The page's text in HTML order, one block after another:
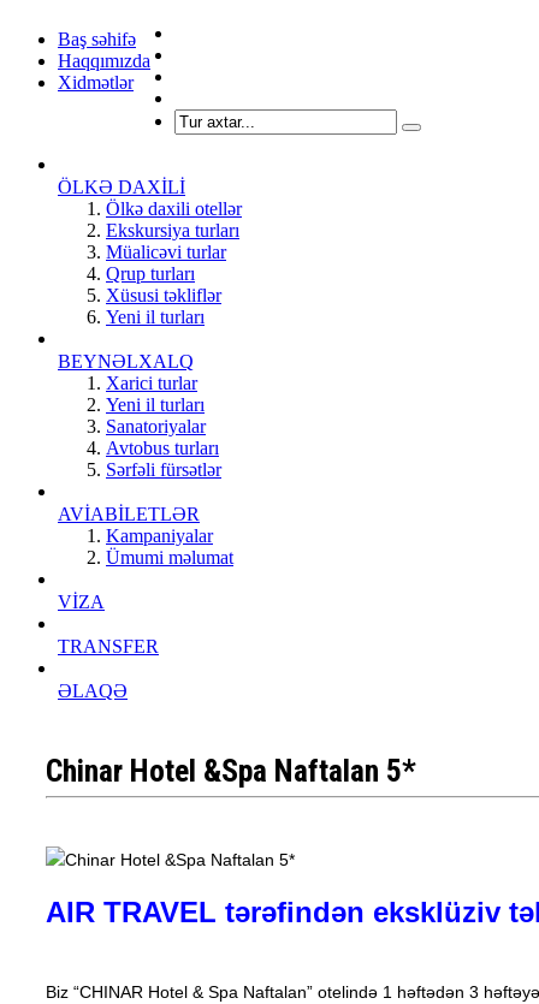
Baş səhifə
Haqqımızda
Xidmətlər
ÖLKƏ DAXİLİ
Ölkə daxili otellər
Ekskursiya turları
Müalicəvi turlar
Qrup turları
Xüsusi təkliflər
Yeni il turları
BEYNƏLXALQ
Xarici turlar
Yeni il turları
Sanatoriyalar
Avtobus turları
Sərfəli fürsətlər
AVİABİLETLƏR
Kampaniyalar
Ümumi məlumat
VİZA
TRANSFER
ƏLAQƏ
Chinar Hotel &Spa Naftalan 5*
AIR TRAVEL tərəfindən eksklüziv
Biz “CHINAR Hotel & Spa Naftalan” otelində 1 həftədən 3